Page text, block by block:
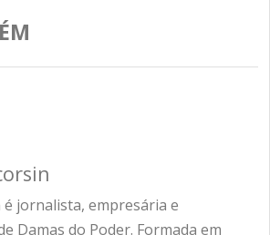
é jornalista, empresária e
Damas do Poder. Formada em